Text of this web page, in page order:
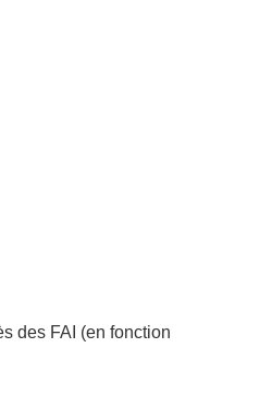
des FAI (en fonction